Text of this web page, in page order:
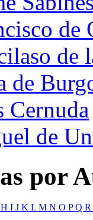
de
de
de
Cernuda
de
por
H I J K L M N O PQ R